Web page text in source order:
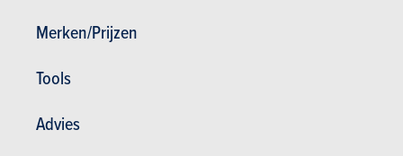
Merken/Prijzen
Tools
Advies
AutoScout24, niet volledig belangeloos besluit.